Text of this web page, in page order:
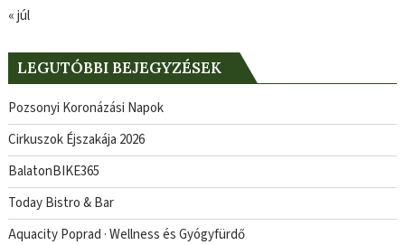
« júl
LEGUTÓBBI BEJEGYZÉSEK
Pozsonyi Koronázási Napok
Cirkuszok Éjszakája 2026
BalatonBIKE365
Today Bistro & Bar
Aquacity Poprad · Wellness és Gyógyfürdő